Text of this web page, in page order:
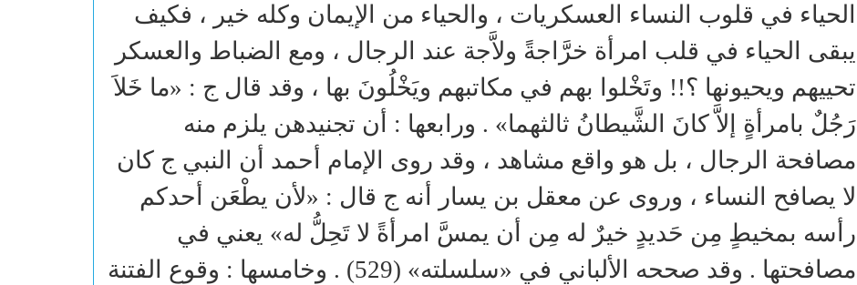
الحياء في قلوب النساء العسكريات ، والحياء من الإيمان وكله خير ، فكيف
يبقى الحياء في قلب امرأة خرَّاجةً ولاَّجة عند الرجال ، ومع الضباط والعسكر
تحييهم ويحيونها ؟!! وتَخْلوا بهم في مكاتبهم ويَخْلُونَ بها ، وقد قال ج : «ما خَلاَ
رَجُلٌ بامرأةٍ إلاَّ كانَ الشَّيطانُ ثالثهما» . ورابعها : أن تجنيدهن يلزم منه
مصافحة الرجال ، بل هو واقع مشاهد ، وقد روى الإمام أحمد أن النبي ج كان
لا يصافح النساء ، وروى عن معقل بن يسار أنه ج قال : «لأن يطْعَن أحدكم
رأسه بمخيطٍ مِن حَديدٍ خيرٌ له مِن أن يمسَّ امرأةً لا تَحِلُّ له» يعني في
مصافحتها . وقد صححه الألباني في «سلسلته» (529) . وخامسها : وقوع الفتنة